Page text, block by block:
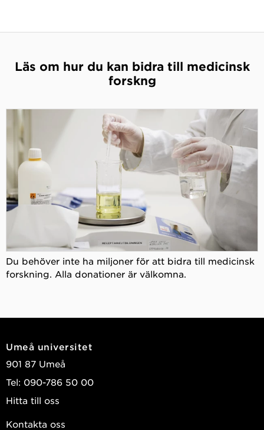
Läs om hur du kan bidra till medicinsk
forskng
Du behöver inte ha miljoner för att bidra till medicinsk
forskning. Alla donationer är välkomna.
Umeå universitet
901 87 Umeå
Tel: 090-786 50 00
Hitta till oss
Kontakta oss